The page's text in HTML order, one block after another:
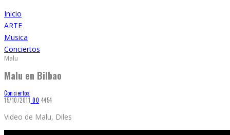
Inicio
ARTE
Musica
Conciertos
Malu
Malu en Bilbao
Conciertos
15/10/2011 00 4454
Video de Malu, Diles